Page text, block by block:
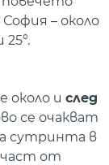
– около
около и след
се очакват
сутринта в
от